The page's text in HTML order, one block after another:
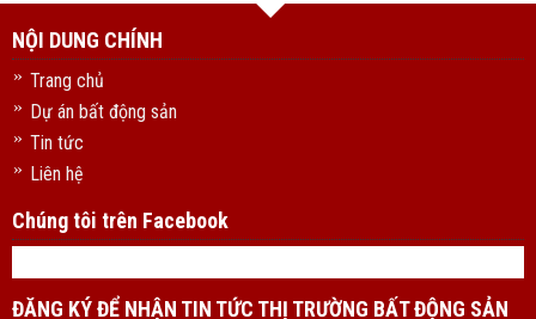
NỘI DUNG CHÍNH
Trang chủ
Dự án bất động sản
Tin tức
Liên hệ
Chúng tôi trên Facebook
ĐĂNG KÝ ĐỂ NHẬN TIN TỨC THỊ TRƯỜNG BẤT ĐỘNG SẢN